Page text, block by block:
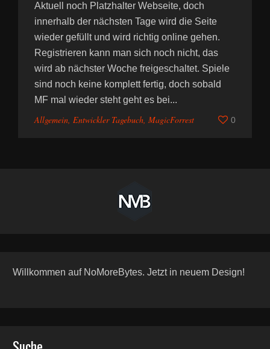
Aktuell noch Platzhalter Webseite, doch
innerhalb der nächsten Tage wird die Seite
wieder gefüllt und wird richtig online gehen.
Registrieren kann man sich noch nicht, das
wird ab nächster Woche freigeschaltet. Spiele
sind noch keine komplett fertig, doch sobald
MF mal wieder steht geht es bei...
Allgemein, Entwickler Tagebuch, MagicForrest 0
Willkommen auf NoMoreBytes. Jetzt in neuem Design!